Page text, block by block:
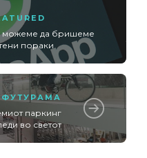
можеме да бришеме
пораки
ФУТУРАМА
паркинг
во светот